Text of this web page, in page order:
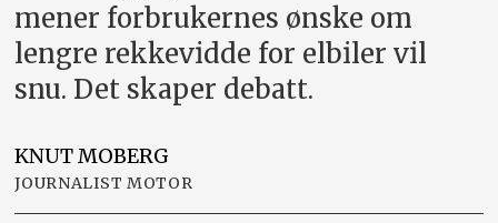
mener forbrukernes ønske om
lengre rekkevidde for elbiler vil
snu. Det skaper debatt.
KNUTMOBERG
JOURNALIST MOTOR